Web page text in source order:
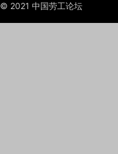
© 2021 中国劳工论坛